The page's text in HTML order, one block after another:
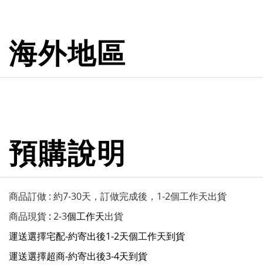
海外地區
預購說明
商品訂做 : 約7-30天，訂做完成後，1-2個工作天出貨
商品現貨 : 2-3個工作天出貨
運送選擇宅配-約寄出後1-2天個工作天到貨
運送選擇超商-約寄出後3-4天到貨